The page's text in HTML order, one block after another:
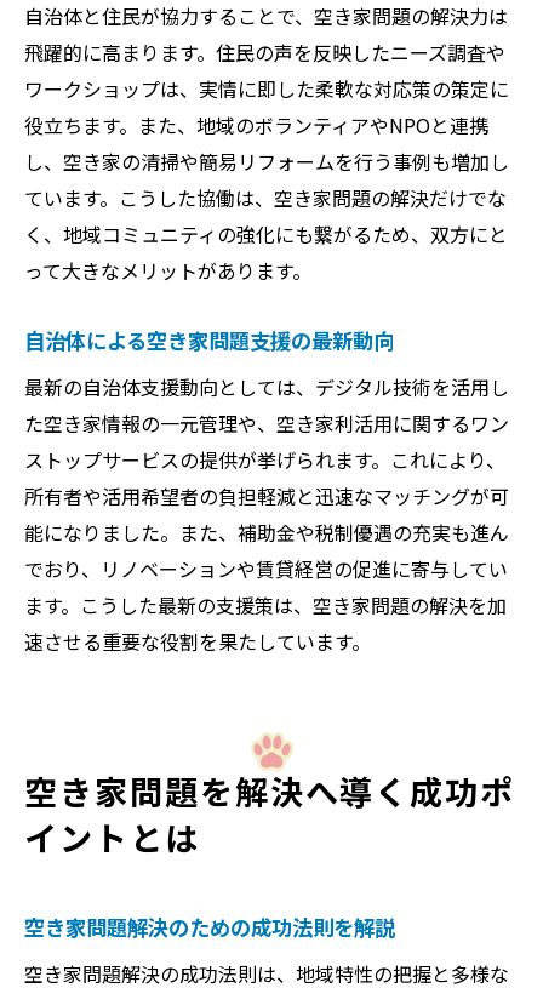
自治体と住民が協力することで、空き家問題の解決力は
飛躍的に高まります。住民の声を反映したニーズ調査や
ワークショップは、実情に即した柔軟な対応策の策定に
役立ちます。また、地域のボランティアやNPOと連携
し、空き家の清掃や簡易リフォームを行う事例も増加し
ています。こうした協働は、空き家問題の解決だけでな
く、地域コミュニティの強化にも繋がるため、双方にと
って大きなメリットがあります。
自治体による空き家問題支援の最新動向
最新の自治体支援動向としては、デジタル技術を活用し
た空き家情報の一元管理や、空き家利活用に関するワン
ストップサービスの提供が挙げられます。これにより、
所有者や活用希望者の負担軽減と迅速なマッチングが可
能になりました。また、補助金や税制優遇の充実も進ん
でおり、リノベーションや賃貸経営の促進に寄与してい
ます。こうした最新の支援策は、空き家問題の解決を加
速させる重要な役割を果たしています。
空き家問題を解決へ導く成功ポ
イントとは
空き家問題解決のための成功法則を解説
空き家問題解決の成功法則は、地域特性の把握と多様な